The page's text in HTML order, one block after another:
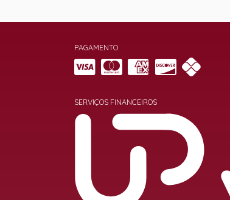
PAGAMENTO
SERVIÇOS FINANCEIROS